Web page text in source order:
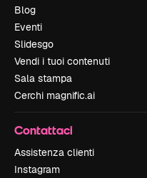
Blog
Eventi
Slidesgo
Vendi i tuoi contenuti
Sala stampa
Cerchi magnific.ai
Contattaci
Assistenza clienti
Instagram